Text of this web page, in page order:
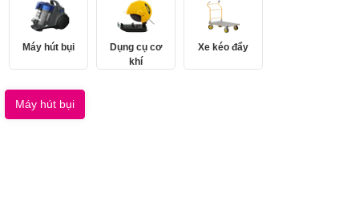
Máy hút bụi
Dụng cụ cơ
khí
Xe kéo đẩy
Máy hút bụi